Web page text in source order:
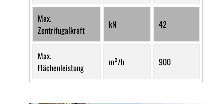
Max.
Zentrifugalkraft
kN 42
Max.
Flächenleistung
m²/h 900